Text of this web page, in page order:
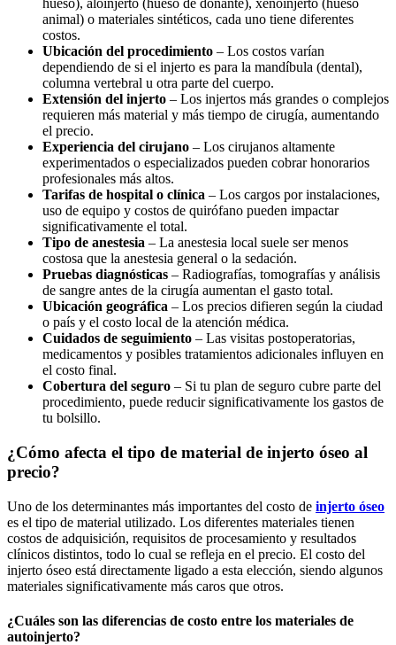
hueso), aloinjerto (hueso de donante), xenoinjerto (hueso
animal) o materiales sintéticos, cada uno tiene diferentes
costos.
Ubicación del procedimiento – Los costos varían
dependiendo de si el injerto es para la mandíbula (dental),
columna vertebral u otra parte del cuerpo.
Extensión del injerto – Los injertos más grandes o complejos
requieren más material y más tiempo de cirugía, aumentando
el precio.
Experiencia del cirujano – Los cirujanos altamente
experimentados o especializados pueden cobrar honorarios
profesionales más altos.
Tarifas de hospital o clínica – Los cargos por instalaciones,
uso de equipo y costos de quirófano pueden impactar
significativamente el total.
Tipo de anestesia – La anestesia local suele ser menos
costosa que la anestesia general o la sedación.
Pruebas diagnósticas – Radiografías, tomografías y análisis
de sangre antes de la cirugía aumentan el gasto total.
Ubicación geográfica – Los precios difieren según la ciudad
o país y el costo local de la atención médica.
Cuidados de seguimiento – Las visitas postoperatorias,
medicamentos y posibles tratamientos adicionales influyen en
el costo final.
Cobertura del seguro – Si tu plan de seguro cubre parte del
procedimiento, puede reducir significativamente los gastos de
tu bolsillo.
¿Cómo afecta el tipo de material de injerto óseo al
precio?
Uno de los determinantes más importantes del costo de injerto óseo
es el tipo de material utilizado. Los diferentes materiales tienen
costos de adquisición, requisitos de procesamiento y resultados
clínicos distintos, todo lo cual se refleja en el precio. El costo del
injerto óseo está directamente ligado a esta elección, siendo algunos
materiales significativamente más caros que otros.
¿Cuáles son las diferencias de costo entre los materiales de
autoinjerto?